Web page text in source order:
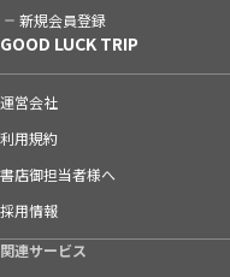
新規会員登録
GOOD LUCK TRIP
運営会社
利用規約
書店御担当者様へ
採用情報
関連サービス